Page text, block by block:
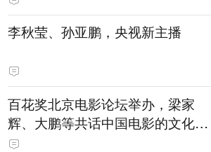
白，主演均为广州本土演员
李秋莹、孙亚鹏，央视新主播
百花奖北京电影论坛举办，梁家
辉、大鹏等共话中国电影的文化建
构